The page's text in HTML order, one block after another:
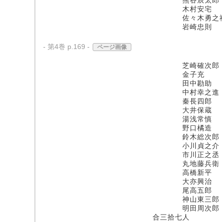
木村安宅
佐々木勇之
岩崎忠則
- 第4巻 p.169 - ページ画像
芝崎確次郎
金子充
田中勘助
中村幸之進
秦長四郎
大井保蔵
湯浅常慎
野口橘造
鈴木総次郎
小川貞之介
市川正之丞
丸地藤兵衛
高橋新平
大亦興治
尾高五郎
神山東三郎
明田周次郎
合三拾七人